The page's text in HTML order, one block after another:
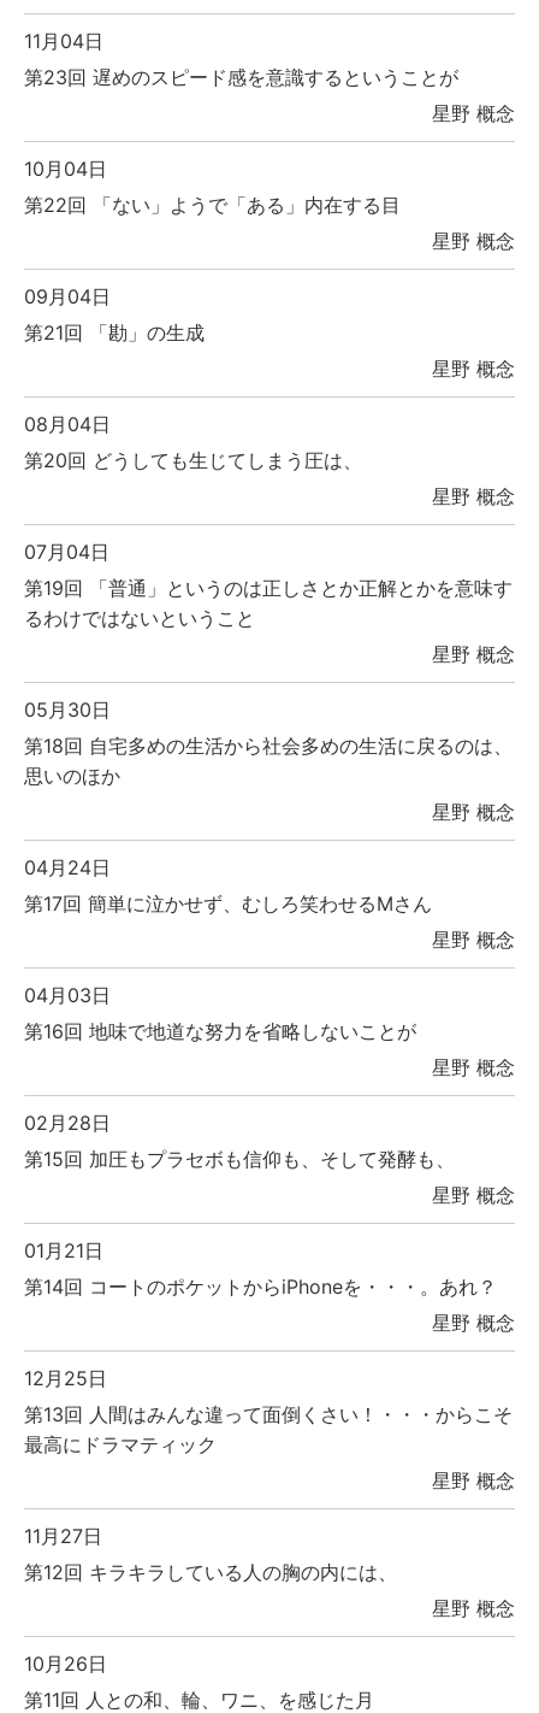
11月04日
第23回 遅めのスピード感を意識するということが
星野 概念
10月04日
第22回 「ない」ようで「ある」内在する目
星野 概念
09月04日
第21回 「勘」の生成
星野 概念
08月04日
第20回 どうしても生じてしまう圧は、
星野 概念
07月04日
第19回 「普通」というのは正しさとか正解とかを意味す
るわけではないということ
星野 概念
05月30日
第18回 自宅多めの生活から社会多めの生活に戻るのは、
思いのほか
星野 概念
04月24日
第17回 簡単に泣かせず、むしろ笑わせるMさん
星野 概念
04月03日
第16回 地味で地道な努力を省略しないことが
星野 概念
02月28日
第15回 加圧もプラセボも信仰も、そして発酵も、
星野 概念
01月21日
第14回 コートのポケットからiPhoneを・・・。あれ？
星野 概念
12月25日
第13回 人間はみんな違って面倒くさい！・・・からこそ
最高にドラマティック
星野 概念
11月27日
第12回 キラキラしている人の胸の内には、
星野 概念
10月26日
第11回 人との和、輪、ワニ、を感じた月